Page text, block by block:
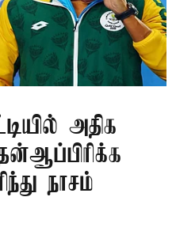
அதிக
நாசம்